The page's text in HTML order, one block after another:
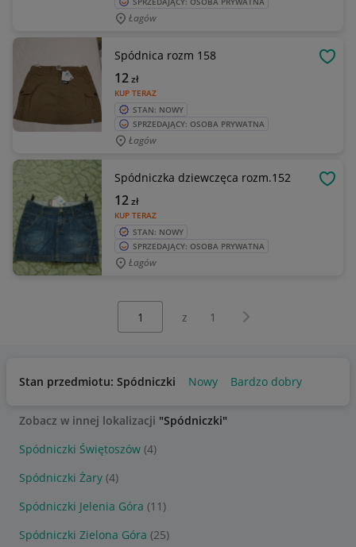
Łagów
Spódnica rozm 158
KUP TERAZ
12zł
STAN: NOWY
SPRZEDAJĄCY: OSOBA PRYWATNA
Łagów
Spódniczka dziewczęca rozm.152
KUP TERAZ
12zł
STAN: NOWY
SPRZEDAJĄCY: OSOBA PRYWATNA
Łagów
z 1 Następna strona
Stan przedmiotu: Spódniczki Nowy Bardzo dobry
Zobacz w innej lokalizacji "Spódniczki"
Spódniczki Świętoszów (4)
Spódniczki Żary (4)
Spódniczki Jelenia Góra (11)
Spódniczki Zielona Góra (25)